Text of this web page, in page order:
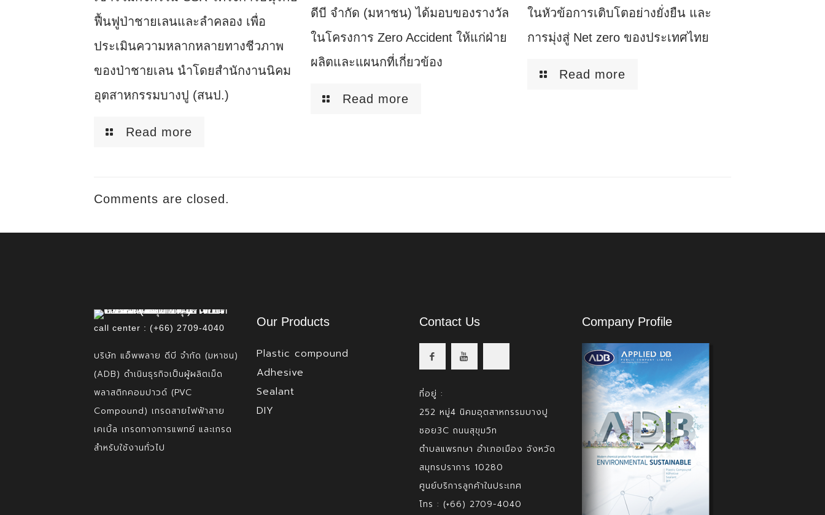
ฟื้นฟูป่าชายเลนและลำคลอง เพื่อ
ประเมินความหลากหลายทางชีวภาพ
ของป่าชายเลน นำโดยสำนักงานนิคม
อุตสาหกรรมบางปู (สนป.)
Read more
ดีบี จำกัด (มหาชน) ได้มอบของรางวัล
ในโครงการ Zero Accident ให้แก่ฝ่าย
ผลิตและแผนกที่เกี่ยวข้อง
Read more
ในหัวข้อการเติบโตอย่างยั่งยืน และ
การมุ่งสู่ Net zero ของประเทศไทย
Read more
Comments are closed.
call center : (+66) 2709-4040
บริษัท แอ็พพลาย ดีบี จำกัด (มหาชน)
(ADB) ดำเนินธุรกิจเป็นผู้ผลิตเม็ด
พลาสติกคอมปาวด์ (PVC
Compound) เกรดสายไฟฟ้าสาย
เคเบิ้ล เกรดทางการแพทย์ และเกรด
สำหรับใช้งานทั่วไป
Our Products
Plastic compound
Adhesive
Sealant
DIY
Contact Us
ที่อยู่ :
252 หมู่4 นิคมอุตสาหกรรมบางปู
ซอย3C ถนนสุขุมวิท
ตำบลแพรกษา อำเภอเมือง จังหวัด
สมุทรปราการ 10280
ศูนย์บริการลูกค้าในประเทศ
โทร : (+66) 2709-4040
Company Profile